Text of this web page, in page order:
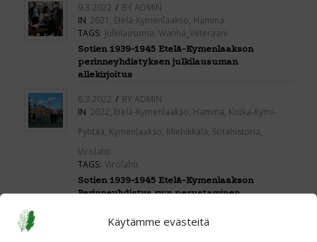
Käytämme evästeitä
9.3.2022 / BY ADMIN
IN 2021 , Etelä-Kymenlaakso, Hamina
TAGS: Julkilausuma, Wanha_Veteraani
Sotien 1939-1945 Etelä-Kymenlaakson
perinneyhdistyksen julkilausuman
allekirjoitus
8.3.2022 / BY ADMIN
IN 2022, Etelä-Kymenlaakso, Hamina, Kotka-Kymi-
Pyhtää, Kymenlaakso, Miehikkälä, Sotahistoria,
Virolahti
TAGS: Virolahti
Sotien 1939-1945 Etelä-Kymenlaakson
Perinneyhdistys ry:n perustaminen